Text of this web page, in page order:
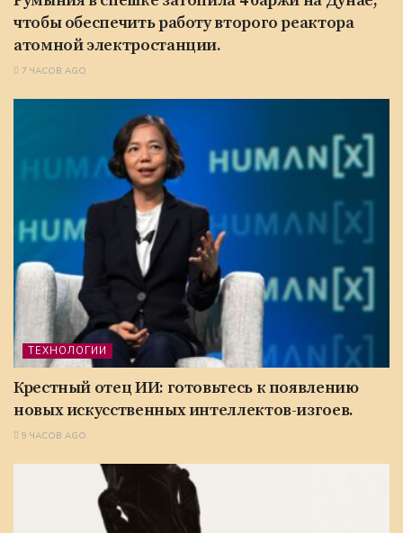
чтобы обеспечить работу второго реактора
атомной электростанции.
7 ЧАСОВ AGO
ТЕХНОЛОГИИ
Крестный отец ИИ: готовьтесь к появлению
новых искусственных интеллектов-изгоев.
9 ЧАСОВ AGO